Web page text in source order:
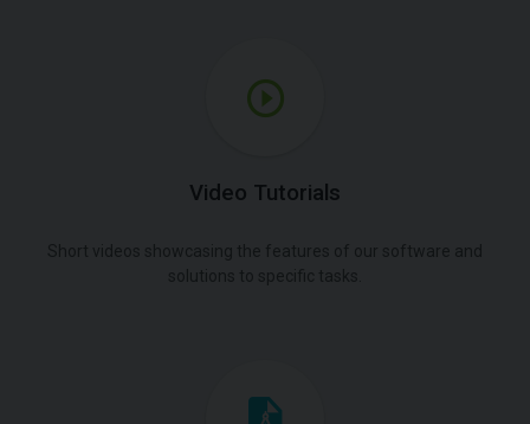
Video Tutorials